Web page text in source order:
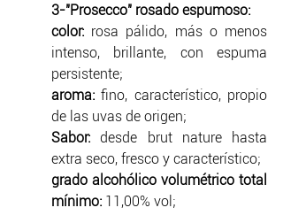
3-"Prosecco" rosado espumoso:
color: rosa pálido, más o menos
intenso, brillante, con espuma
persistente;
aroma: fino, característico, propio
de las uvas de origen;
Sabor: desde brut nature hasta
extra seco, fresco y característico;
grado alcohólico volumétrico total
mínimo: 11,00% vol;